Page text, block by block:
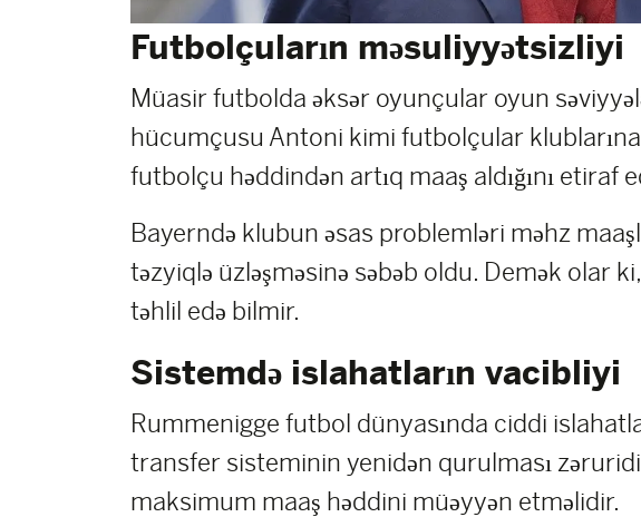
Futbolçuların məsuliyyətsizliyi
Müasir futbolda əksər oyunçular oyun
hücumçusu Antoni kimi futbolçular
futbolçu həddindən artıq maaş aldığını etiraf
Bayerndə klubun əsas problemləri məhz
təzyiqlə üzləşməsinə səbəb oldu. Demək olar
təhlil edə bilmir.
Sistemdə islahatların vacibliyi
Rummenigge futbol dünyasında ciddi
transfer sisteminin yenidən qurulması
maksimum maaş həddini müəyyən etməlidir.